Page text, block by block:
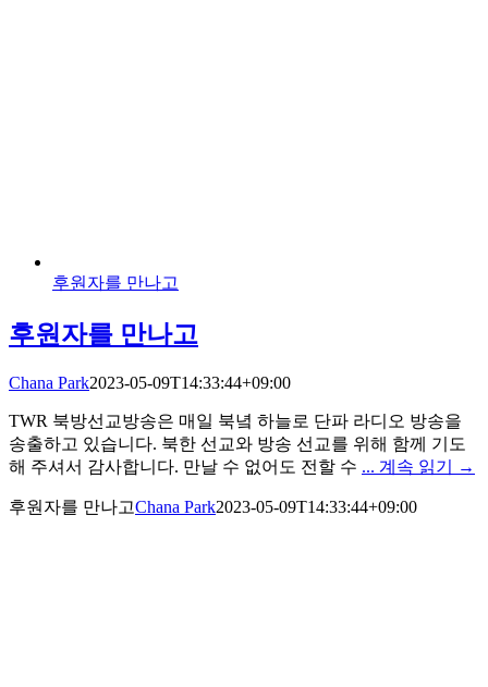
후원자를 만나고
후원자를 만나고
Chana Park2023-05-09T14:33:44+09:00
TWR 북방선교방송은 매일 북녘 하늘로 단파 라디오 방송을
송출하고 있습니다. 북한 선교와 방송 선교를 위해 함께 기도
해 주셔서 감사합니다. 만날 수 없어도 전할 수 ... 계속 읽기 →
후원자를 만나고Chana Park2023-05-09T14:33:44+09:00